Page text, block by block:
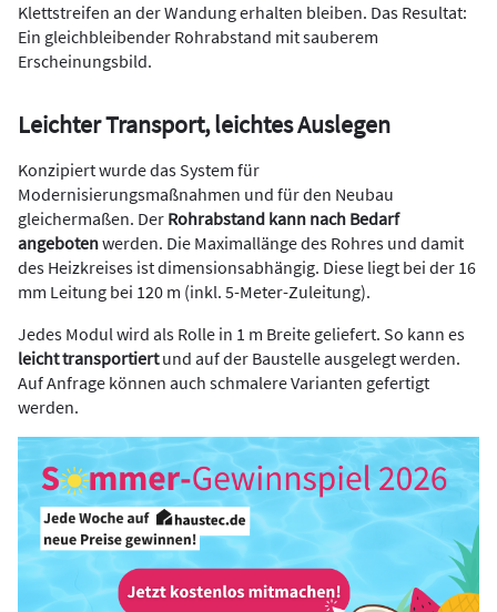
Klettstreifen an der Wandung erhalten bleiben. Das Resultat:
Ein gleichbleibender Rohrabstand mit sauberem
Erscheinungsbild.
Leichter Transport, leichtes Auslegen
Konzipiert wurde das System für
Modernisierungsmaßnahmen und für den Neubau
gleichermaßen. Der Rohrabstand kann nach Bedarf
angebotenwerden. Die Maximallänge des Rohres und damit
des Heizkreises ist dimensionsabhängig. Diese liegt bei der 16
mm Leitung bei 120 m (inkl. 5-Meter-Zuleitung).
Jedes Modul wird als Rolle in 1 m Breite geliefert. So kann es
leicht transportiertund auf der Baustelle ausgelegt werden.
Auf Anfrage können auch schmalere Varianten gefertigt
werden.